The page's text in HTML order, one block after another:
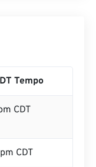
Tempo
CDT
CDT